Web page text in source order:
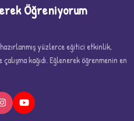
Öğreniyorum
yüzlerce eğitici etkinlik,
çalışma kağıdı. Eğlenerek öğrenmenin en